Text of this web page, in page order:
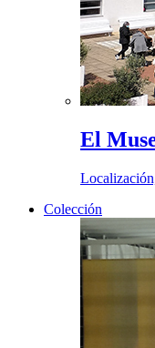
El
Colección